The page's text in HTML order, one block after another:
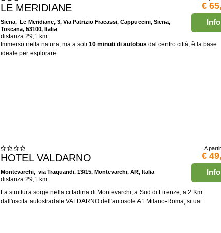
€
Info
LE MERIDIANE
Siena, Le Meridiane, 3, Via Patrizio Fracassi, Cappuccini, Siena,
Toscana, 53100, Italia
distanza 29,1 km
Immerso nella natura, ma a soli 10 minuti di autobus dal centro città, è la base
ideale per esplorare
A
€
Info
HOTEL VALDARNO
Montevarchi, via Traquandi, 13/15, Montevarchi, AR, Italia
distanza 29,1 km
La struttura sorge nella cittadina di Montevarchi, a Sud di Firenze, a 2 Km.
dall'uscita autostradale VALDARNO dell'autosole A1 Milano-Roma, situat